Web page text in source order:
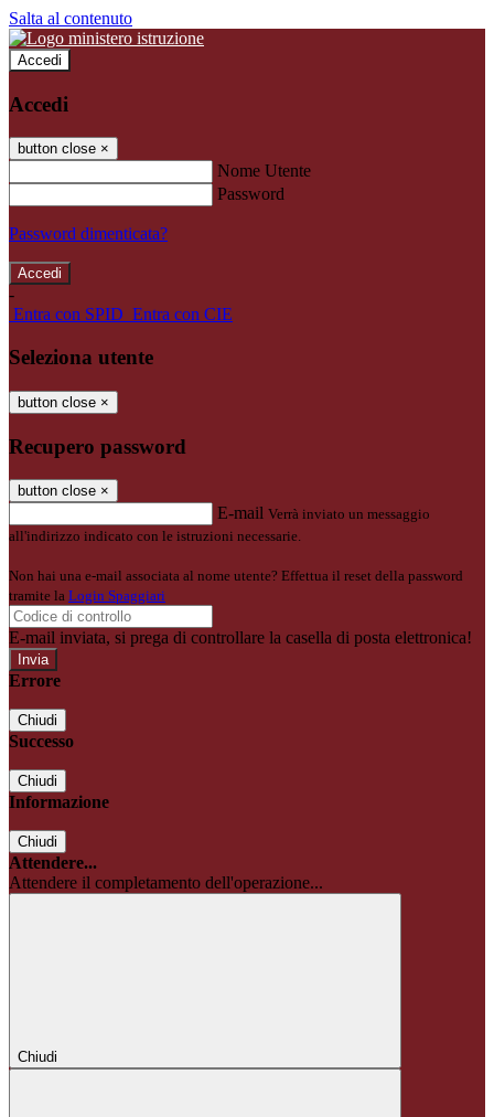
Salta al contenuto
Accedi
Accedi
button close ×
Nome Utente
Password
Password dimenticata?
-
Entra con SPID Entra con CIE
Seleziona utente
button close ×
Recupero password
button close ×
E-mail Verrà inviato un messaggio
all'indirizzo indicato con le istruzioni necessarie.
Non hai una e-mail associata al nome utente? Effettua il reset della password
tramite la Login Spaggiari
E-mail inviata, si prega di controllare la casella di posta elettronica!
Errore
Chiudi
Successo
Chiudi
Informazione
Chiudi
Attendere...
Attendere il completamento dell'operazione...
Chiudi